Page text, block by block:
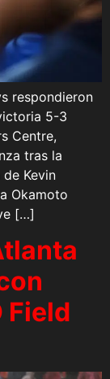
respondieron
5-3
Centre,
tras la
Kevin
Okamoto
[…]
Field